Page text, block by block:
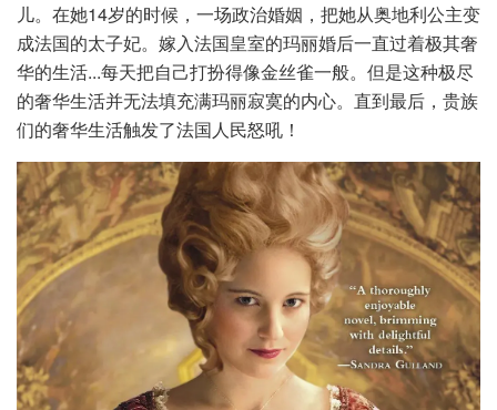
儿。在她14岁的时候，一场政治婚姻，把她从奥地利公主变
成法国的太子妃。嫁入法国皇室的玛丽婚后一直过着极其奢
华的生活...每天把自己打扮得像金丝雀一般。但是这种极尽
的奢华生活并无法填充满玛丽寂寞的内心。直到最后，贵族
们的奢华生活触发了法国人民怒吼！